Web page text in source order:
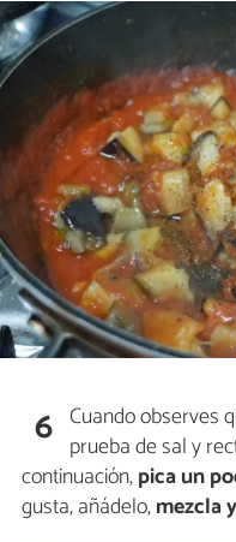
6 Cuando observes
prueba de sal y
continuación,pica un
gusta, añádelo,mezcla